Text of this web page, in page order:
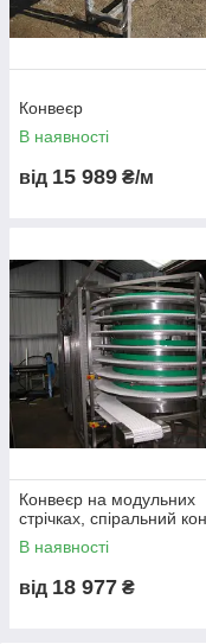
Найбільш
пристосований для
об’єктів прямою або
комплексах.
Кращий вибір для
Конвеєр
В наявності
від 15 989 ₴/м
Конвеєр на модульних
стрічках, спіральний
В наявності
від 18 977 ₴